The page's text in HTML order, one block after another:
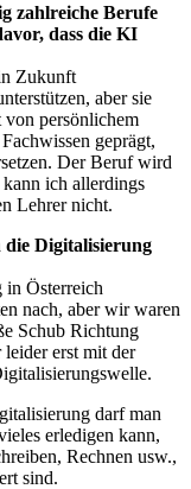
zahlreiche Berufe
dass die KI
Zukunft
aber sie
von persönlichem
geprägt,
Der Beruf wird
ich allerdings
Lehrer nicht.
die Digitalisierung
Österreich
nach, aber wir waren
Schub Richtung
erst mit der
darf man
erledigen kann,
Rechnen usw.,
sind.